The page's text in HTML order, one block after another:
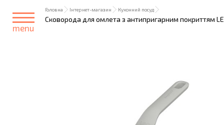
menu
Головна Інтернет-магазин Кухонний посуд
Сковорода для омлета з антипригарним покриттям